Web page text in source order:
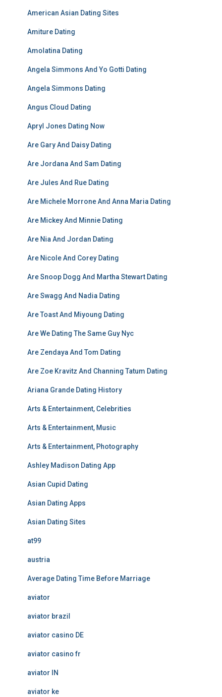
American Asian Dating Sites
Amiture Dating
Amolatina Dating
Angela Simmons And Yo Gotti Dating
Angela Simmons Dating
Angus Cloud Dating
Apryl Jones Dating Now
Are Gary And Daisy Dating
Are Jordana And Sam Dating
Are Jules And Rue Dating
Are Michele Morrone And Anna Maria Dating
Are Mickey And Minnie Dating
Are Nia And Jordan Dating
Are Nicole And Corey Dating
Are Snoop Dogg And Martha Stewart Dating
Are Swagg And Nadia Dating
Are Toast And Miyoung Dating
Are We Dating The Same Guy Nyc
Are Zendaya And Tom Dating
Are Zoe Kravitz And Channing Tatum Dating
Ariana Grande Dating History
Arts & Entertainment, Celebrities
Arts & Entertainment, Music
Arts & Entertainment, Photography
Ashley Madison Dating App
Asian Cupid Dating
Asian Dating Apps
Asian Dating Sites
at99
austria
Average Dating Time Before Marriage
aviator
aviator brazil
aviator casino DE
aviator casino fr
aviator IN
aviator ke